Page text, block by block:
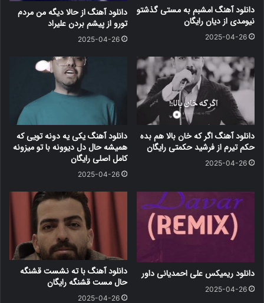
دانلود آهنگ امشبم به مستی گذشتو
نیومدی از دیان رایگان
2025-04-26
دانلود آهنگ از حالا دیگه من مردم
تورو از پیشم بردن علیراد
2025-04-26
دانلود آهنگ اگر که خان بالا هم بده
حکم تیرم از فرشید حکمتی رایگان
2025-04-26
دانلود آهنگ یکی یه دونه تویی که
همیشه حال دل دیوونه با تو میزونه
کامل اصلی رایگان
2025-04-26
دانلود ریمیکس علی احمدیانی داور
2025-04-26
دانلود آهنگ با ته نشست قشنگه
حال مست قشنگه رایگان
2025-04-26